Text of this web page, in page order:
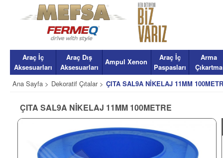
Araç İç
Aksesuarları
Araç Dış
Aksesuarları
Ampul Xenon
Araç İç
Paspasları
Arma
Çıkartma
Ana Sayfa > Dekoratif Çıtalar > ÇITA SAL9A NİKELAJ 11MM
ÇITA SAL9A NİKELAJ 11MM 100METRE